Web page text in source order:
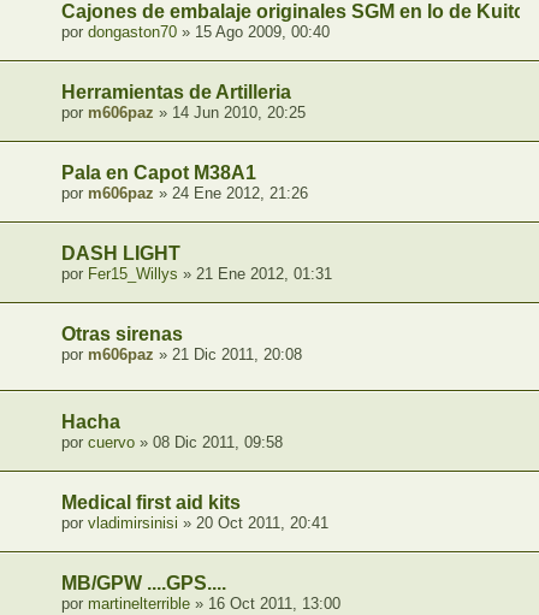
Cajones de embalaje originales SGM en lo de Kuitco
por dongaston70 » 15 Ago 2009, 00:40
Herramientas de Artilleria
por m606paz » 14 Jun 2010, 20:25
Pala en Capot M38A1
por m606paz » 24 Ene 2012, 21:26
DASH LIGHT
por Fer15_Willys » 21 Ene 2012, 01:31
Otras sirenas
por m606paz » 21 Dic 2011, 20:08
Hacha
por cuervo » 08 Dic 2011, 09:58
Medical first aid kits
por vladimirsinisi » 20 Oct 2011, 20:41
MB/GPW ....GPS....
por martinelterrible » 16 Oct 2011, 13:00